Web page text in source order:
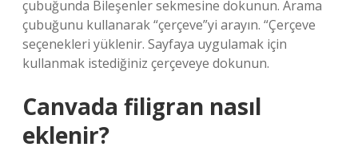
çubuğunda Bileşenler sekmesine dokunun. Arama
çubuğunu kullanarak “çerçeve”yi arayın. “Çerçeve
seçenekleri yüklenir. Sayfaya uygulamak için
kullanmak istediğiniz çerçeveye dokunun.
Canvada filigran nasıl
eklenir?